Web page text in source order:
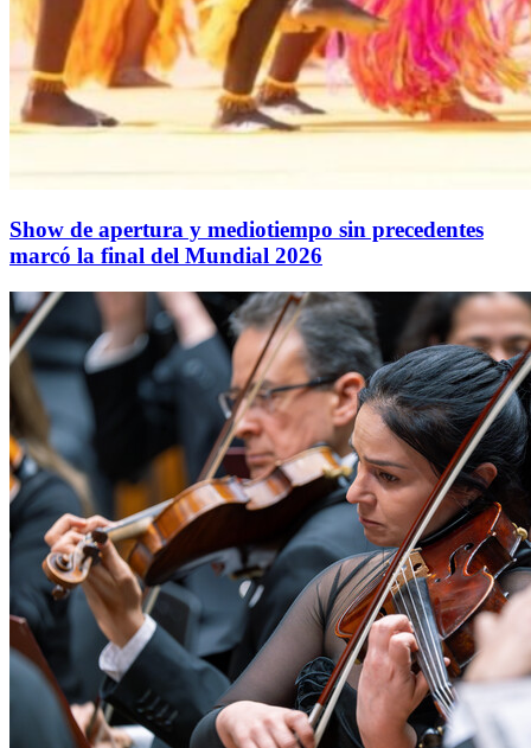
Show de apertura y mediotiempo sin precedentes
marcó la final del Mundial 2026